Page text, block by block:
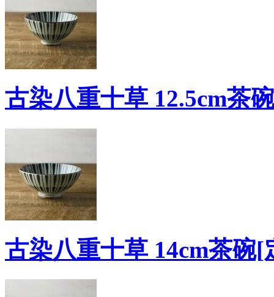
古染八重十草 12.5cm茶
古染八重十草 14cm茶碗[